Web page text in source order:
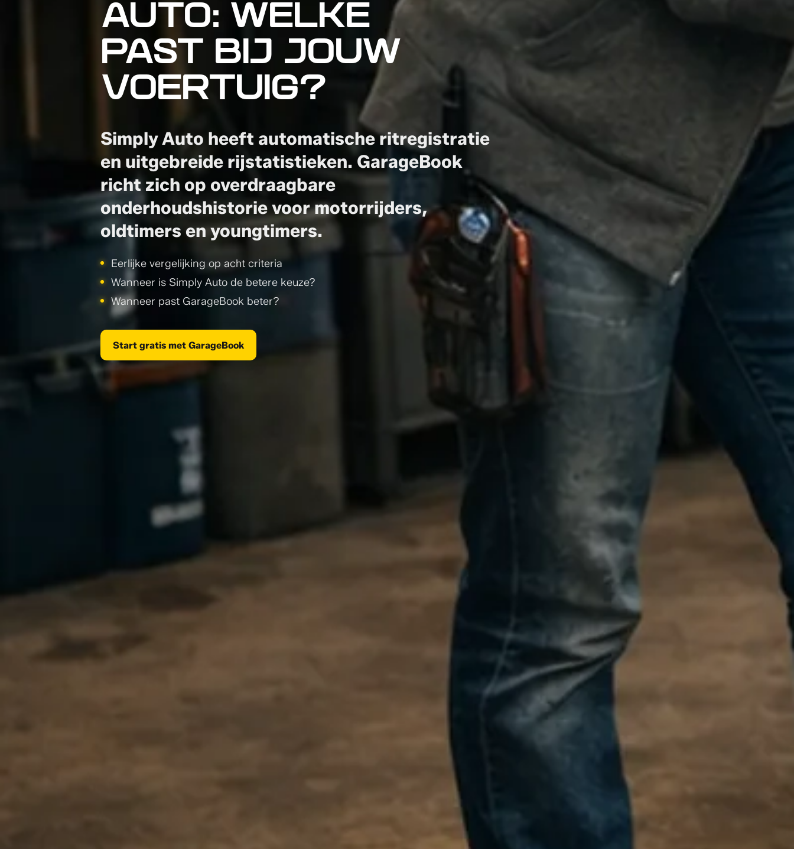
AUTO: WELKE
PAST BIJ JOUW
VOERTUIG?
Simply Auto heeft automatische ritregistratie
en uitgebreide rijstatistieken. GarageBook
richt zich op overdraagbare
onderhoudshistorie voor motorrijders,
oldtimers en youngtimers.
Eerlijke vergelijking op acht criteria
Wanneer is Simply Auto de betere keuze?
Wanneer past GarageBook beter?
Start gratis met GarageBook